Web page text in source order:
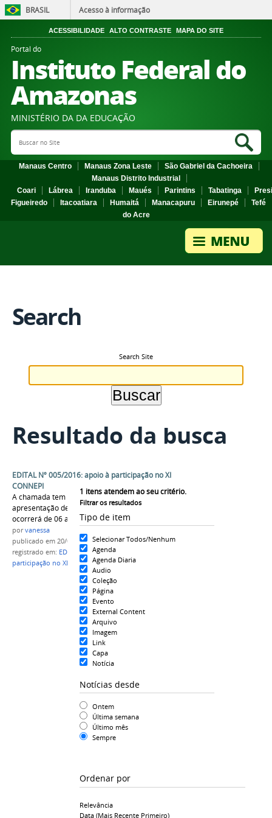
BRASIL Acesso à informação
ACESSIBILIDADE ALTO CONTRASTE MAPA DO SITE
Portal do
Instituto Federal do
Amazonas
MINISTÉRIO DA DA EDUCAÇÃO
Search Site
Manaus Centro Manaus Zona Leste
São Gabriel da Cachoeira
Manaus Distrito Industrial
Coari
Lábrea Iranduba Maués Parintins Tabatinga
Figueiredo
Itacoatiara Humaitá Manacapuru Eirunepé
Tefé
do Acre
Search
Search Site
Resultado da busca
1 itens atendem ao seu critério.
Filtrar os resultados
Tipo de item
Selecionar Todos/Nenhum
Agenda
Agenda Diaria
Audio
Coleção
Página
Evento
External Content
Arquivo
Imagem
Link
Capa
Notícia
Notícias desde
Ontem
Última semana
Último mês
Sempre
Ordenar por
Relevância
Data (mais Recente Primeiro)
EDITAL Nº 005/2016: apoio à participação no XI
CONNEPI
A chamada tem como objetivo apoiar
apresentação de trabalhos no CONNEPI, que
ocorrerá de 06 a 09 de dezembro de 2016.
porvanessa
publicado em 20/09/2016
registrado em: EDITAL Nº 005/2016
participação no XI CONNEPI